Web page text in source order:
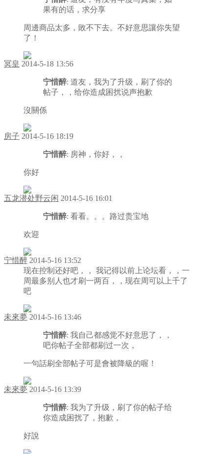
果有的话，求分享
周邊商品太多，敗不下去。不好意思讓你失望
了！
冥皇 2014-5-18 13:56
宁惜醉: 道友，我为了升级，刷了你的
帖子，，给你造成困扰说声抱歉
沒關係
房子 2014-5-16 18:19
宁惜醉: 房神，你好，，
你好
五龙潜处野云闲 2014-5-16 16:01
宁惜醉: 看看。。。路过贵宝地
欢迎
宁惜醉 2014-5-16 13:52
现在控制还好吧，， 我记得以前上论坛看，，一
周最多别人也才刷一两百，，现在周可以上千了
吧
未來夢 2014-5-16 13:46
宁惜醉: 我自己都感觉不好意思了，，
吧你帖子全部都刷过一次，
一句話刷全部帖子可是會被降級的喔！
未來夢 2014-5-16 13:39
宁惜醉: 我为了升级，刷了你的帖子给
你造成困扰了，抱歉，
好說